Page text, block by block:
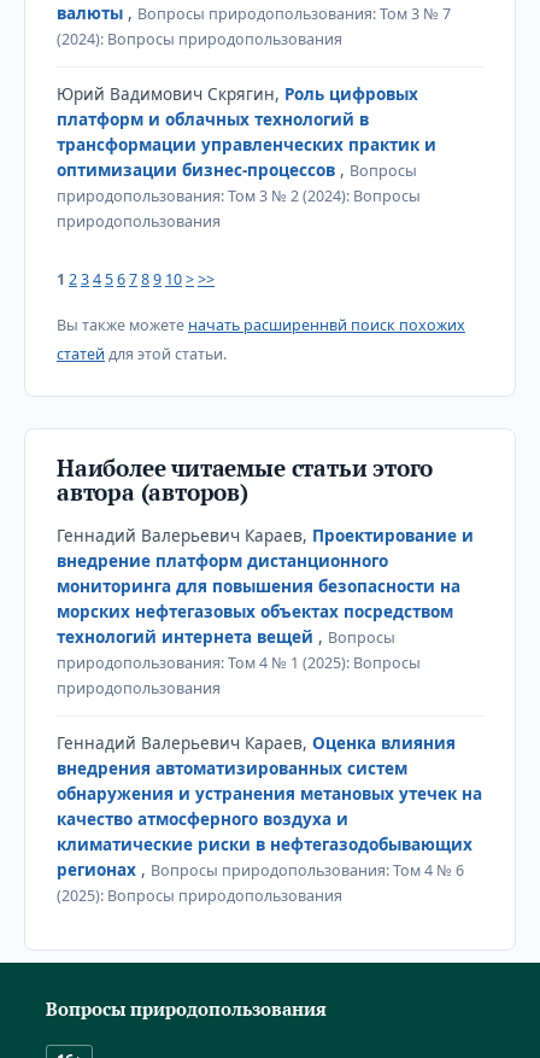
валюты , Вопросы природопользования: Том 3 № 7
(2024): Вопросы природопользования
Юрий Вадимович Скрягин, Роль цифровых
платформ и облачных технологий в
трансформации управленческих практик и
оптимизации бизнес-процессов , Вопросы
природопользования: Том 3 № 2 (2024): Вопросы
природопользования
1 23456789 10>>>
Вы также можете начать расширеннвй поиск похожих
статей для этой статьи.
Наиболее читаемые статьи этого
автора (авторов)
Геннадий Валерьевич Караев, Проектирование и
внедрение платформ дистанционного
мониторинга для повышения безопасности на
морских нефтегазовых объектах посредством
технологий интернета вещей , Вопросы
природопользования: Том 4 № 1 (2025): Вопросы
природопользования
Геннадий Валерьевич Караев, Оценка влияния
внедрения автоматизированных систем
обнаружения и устранения метановых утечек на
качество атмосферного воздуха и
климатические риски в нефтегазодобывающих
регионах , Вопросы природопользования: Том 4 № 6
(2025): Вопросы природопользования
Вопросы природопользования